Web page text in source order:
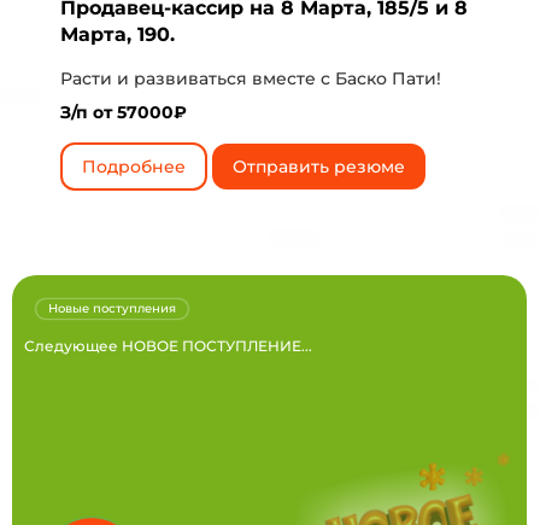
Продавец-кассир на 8 Марта, 185/5 и 8
Марта, 190.
Расти и развиваться вместе с Баско Пати!
З/п от 57000₽
Подробнее Отправить резюме
Следующее НОВОЕ ПОСТУПЛЕНИЕ...
Новые поступления